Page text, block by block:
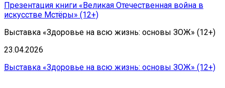
Презентация книги «Великая Отечественная война в
искусстве Мстёры» (12+)
Выставка «Здоровье на всю жизнь: основы ЗОЖ» (12+)
23.04.2026
Выставка «Здоровье на всю жизнь: основы ЗОЖ» (12+)